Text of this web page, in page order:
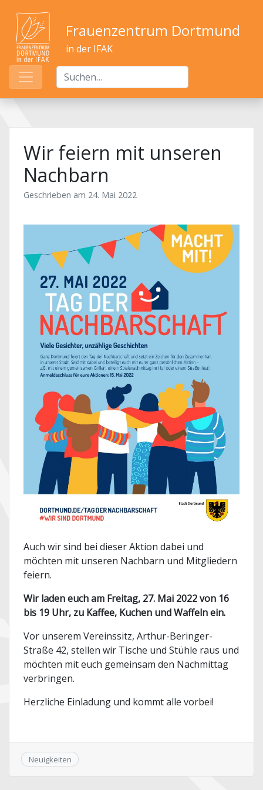
Frauenzentrum Dortmund
in der IFAK
Wir feiern mit unseren
Nachbarn
Geschrieben am 24. Mai 2022
Auch wir sind bei dieser Aktion dabei und
möchten mit unseren Nachbarn und Mitgliedern
feiern.
Wir laden euch am Freitag, 27. Mai 2022 von 16
bis 19 Uhr, zu Kaffee, Kuchen und Waffeln ein.
Vor unserem Vereinssitz, Arthur-Beringer-
Straße 42, stellen wir Tische und Stühle raus und
möchten mit euch gemeinsam den Nachmittag
verbringen.
Herzliche Einladung und kommt alle vorbei!
Neuigkeiten